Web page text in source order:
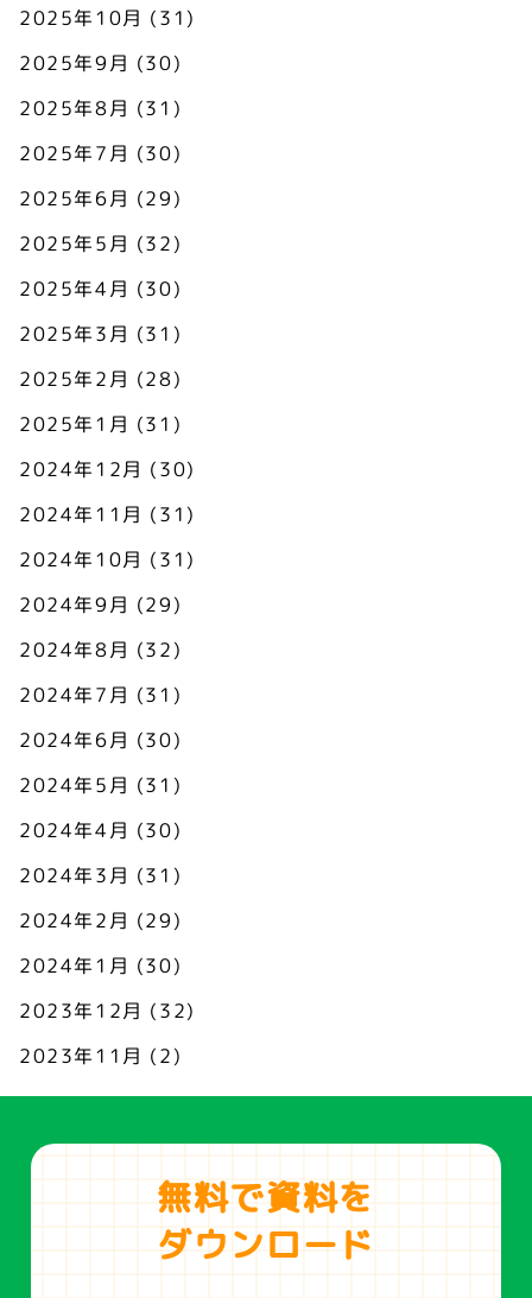
2025年10月 (31)
2025年9月 (30)
2025年8月 (31)
2025年7月 (30)
2025年6月 (29)
2025年5月 (32)
2025年4月 (30)
2025年3月 (31)
2025年2月 (28)
2025年1月 (31)
2024年12月 (30)
2024年11月 (31)
2024年10月 (31)
2024年9月 (29)
2024年8月 (32)
2024年7月 (31)
2024年6月 (30)
2024年5月 (31)
2024年4月 (30)
2024年3月 (31)
2024年2月 (29)
2024年1月 (30)
2023年12月 (32)
2023年11月 (2)
無料で資料を
ダウンロード